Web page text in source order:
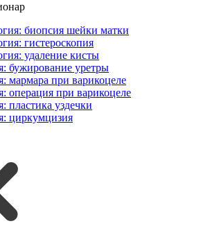
биопсия шейки матки
гистероскопия
удаление кисты
бужирование уретры
мармара при варикоцеле
операция при варикоцеле
пластика уздечки
циркумцизия